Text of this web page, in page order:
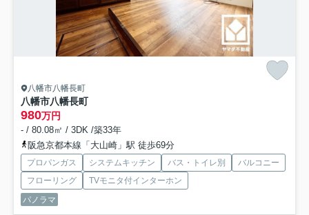
八幡市八幡長町
八幡市八幡長町
980万円
- / 80.08㎡ / 3DK /築33年
阪急京都本線「大山崎」駅 徒歩69分
プロパンガス システムキッチン バス・トイレ別
バルコニー
フローリング
TVモニタ付インターホン
パノラマ